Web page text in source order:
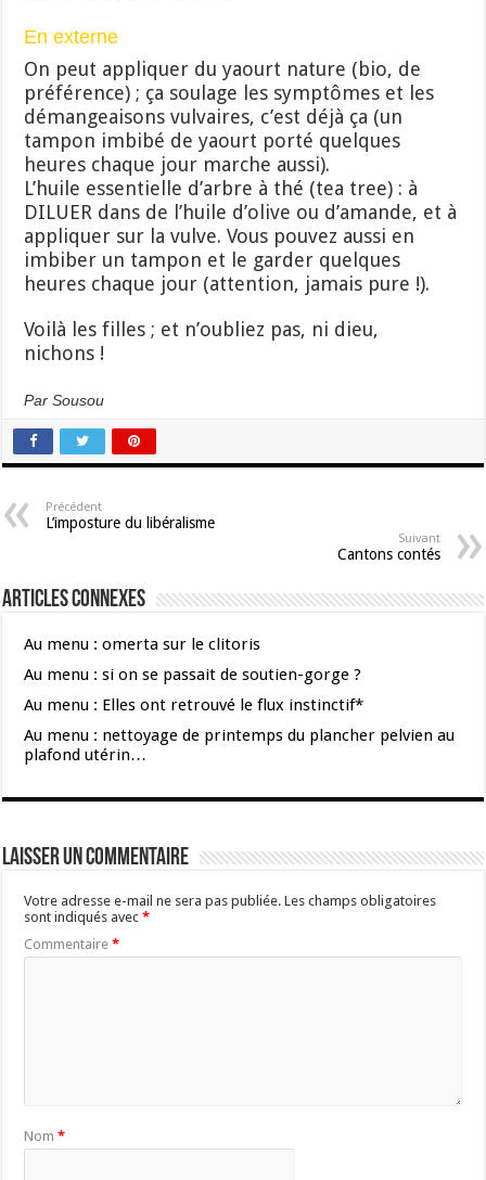
En externe
On peut appliquer du yaourt nature (bio, de
préférence) ; ça soulage les symptômes et les
démangeaisons vulvaires, c’est déjà ça (un
tampon imbibé de yaourt porté quelques
heures chaque jour marche aussi).
L’huile essentielle d’arbre à thé (tea tree) : à
DILUER dans de l’huile d’olive ou d’amande, et à
appliquer sur la vulve. Vous pouvez aussi en
imbiber un tampon et le garder quelques
heures chaque jour (attention, jamais pure !).
Voilà les filles ; et n’oubliez pas, ni dieu,
nichons !
Par Sousou
Précédent
L’imposture du libéralisme
Suivant
Cantons contés
Articles connexes
Au menu : omerta sur le clitoris
Au menu : si on se passait de soutien-gorge ?
Au menu : Elles ont retrouvé le flux instinctif*
Au menu : nettoyage de printemps du plancher pelvien au
plafond utérin…
Laisser un commentaire
Votre adresse e-mail ne sera pas publiée. Les champs obligatoires
sont indiqués avec*
Commentaire*
Nom*